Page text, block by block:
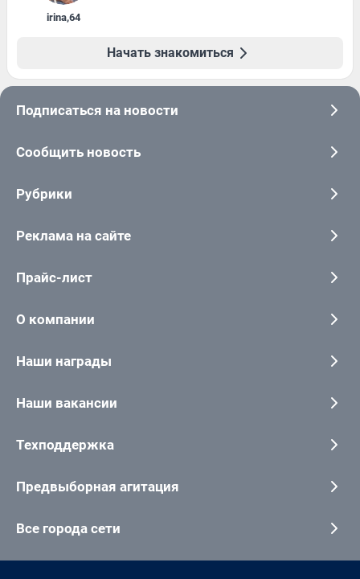
irina,64
Начать знакомиться
Подписаться на новости
Сообщить новость
Рубрики
Реклама на сайте
Прайс-лист
О компании
Наши награды
Наши вакансии
Техподдержка
Предвыборная агитация
Все города сети